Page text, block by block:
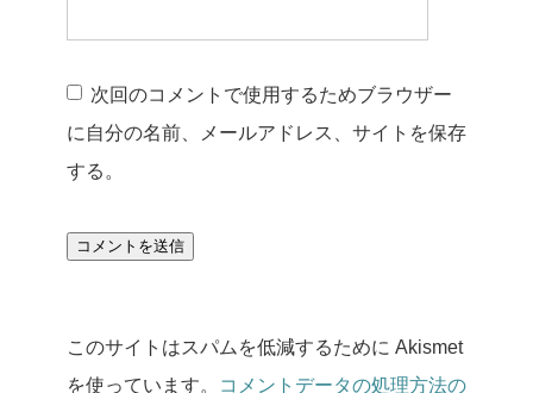
次回のコメントで使用するためブラウザー
に自分の名前、メールアドレス、サイトを保存
する。
このサイトはスパムを低減するために Akismet
を使っています。
コメントデータの処理方法の